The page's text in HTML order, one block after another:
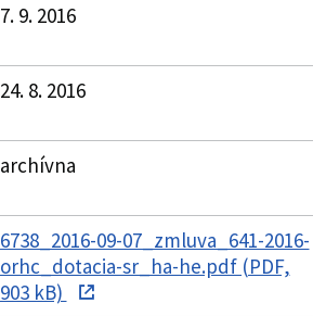
7. 9. 2016
24. 8. 2016
archívna
6738_2016-09-07_zmluva_641-2016-
orhc_dotacia-sr_ha-he.pdf (PDF,
903 kB)